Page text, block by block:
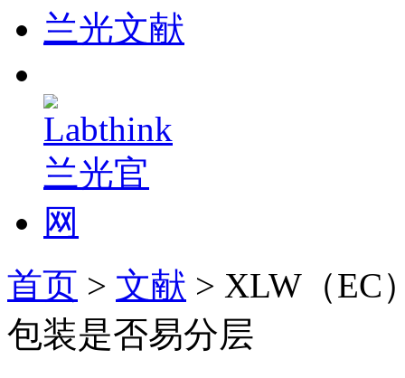
兰光文献
首页 > 文献 > XLW（EC
包装是否易分层